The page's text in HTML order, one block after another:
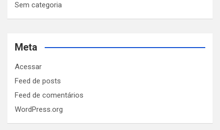
Sem categoria
Meta
Acessar
Feed de posts
Feed de comentários
WordPress.org